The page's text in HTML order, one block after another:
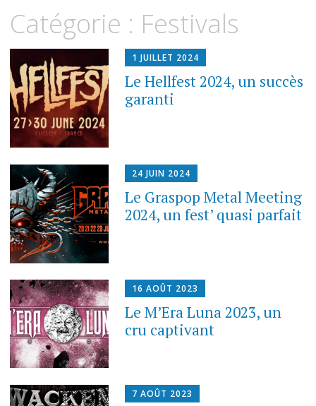
Catégorie : Festivals
1 JUILLET 2024
Le Hellfest 2024, un succès
garanti
24 JUIN 2024
Le Graspop Metal Meeting
2024, un fest’ quasi parfait
16 AOÛT 2023
Le M’Era Luna 2023, un
cru captivant
7 AOÛT 2023